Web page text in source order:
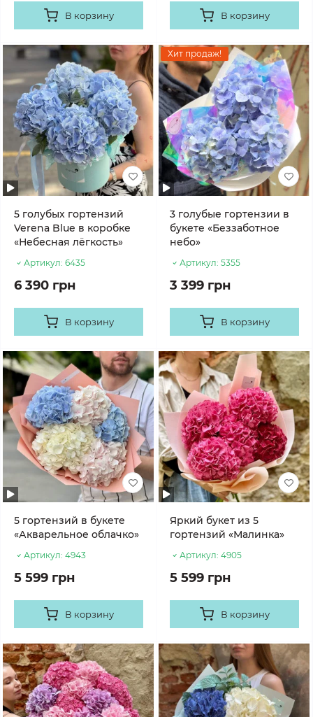
В корзину В корзину
5 голубых гортензий
Verena Blue в коробке
«Небесная лёгкость»
Артикул: 6435
6 390 грн
В корзину
Хит продаж!
3 голубые гортензии в
букете «Беззаботное
небо»
Артикул: 5355
3 399 грн
В корзину
5 гортензий в букете
«Акварельное облачко»
Артикул: 4943
5 599 грн
В корзину
Яркий букет из 5
гортензий «Малинка»
Артикул: 4905
5 599 грн
В корзину